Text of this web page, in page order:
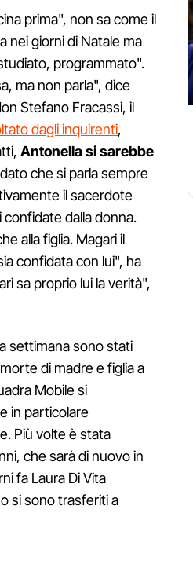
prima", non sa come il
nei giorni di Natale ma
programmato".
ma non parla", dice
Stefano Fracassi, il
dagli inquirenti,
Antonella si sarebbe
che si parla sempre
il sacerdote
dalla donna.
alla figlia. Magari il
confidata con lui", ha
sa proprio lui la verità",
settimana sono stati
di madre e figlia a
Mobile si
in particolare
Più volte è stata
che sarà di nuovo in
fa Laura Di Vita
si sono trasferiti a